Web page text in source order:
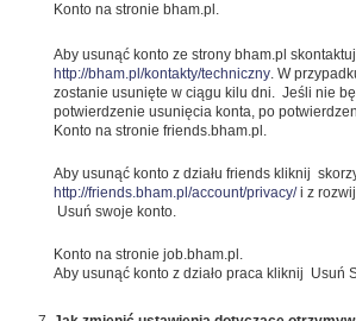
Konto na stronie bham.pl.
Aby usunąć konto ze strony bham.pl
http://bham.pl/kontakty/techniczny. W
zostanie usunięte w ciągu kilu dni. Jeśli nie
potwierdzenie usunięcia konta, po
Konto na stronie friends.bham.pl.
Aby usunąć konto z działu friends kliknij
http://friends.bham.pl/account/privacy/i z
Usuń swoje konto.
Konto na stronie job.bham.pl.
Aby usunąć konto z działo praca kliknij Usuń